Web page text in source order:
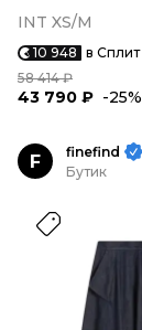
INT XS/M
10 948 в Сплит
58 414 ₽
43 790 ₽ -25%
F
finefind
Бутик